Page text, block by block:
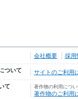
会社概要 採用
ついて サイトのご利用
て 著作物の利用につ
著作物のご利用